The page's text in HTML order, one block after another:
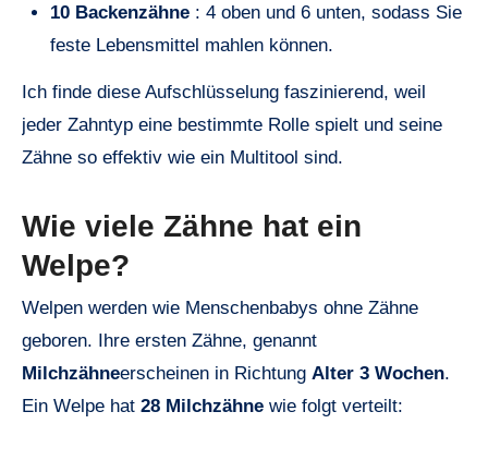
10 Backenzähne: 4 oben und 6 unten, sodass Sie
feste Lebensmittel mahlen können.
Ich finde diese Aufschlüsselung faszinierend, weil
jeder Zahntyp eine bestimmte Rolle spielt und seine
Zähne so effektiv wie ein Multitool sind.
Wie viele Zähne hat ein
Welpe?
Welpen werden wie Menschenbabys ohne Zähne
geboren. Ihre ersten Zähne, genannt
Milchzähneerscheinen in Richtung Alter 3 Wochen.
Ein Welpe hat 28 Milchzähne wie folgt verteilt: